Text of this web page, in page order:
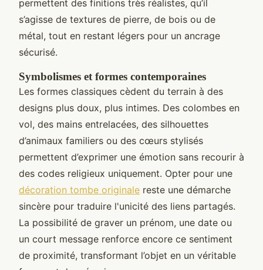
permettent des finitions très réalistes, qu’il
s’agisse de textures de pierre, de bois ou de
métal, tout en restant légers pour un ancrage
sécurisé.
Symbolismes et formes contemporaines
Les formes classiques cèdent du terrain à des
designs plus doux, plus intimes. Des colombes en
vol, des mains entrelacées, des silhouettes
d’animaux familiers ou des cœurs stylisés
permettent d’exprimer une émotion sans recourir à
des codes religieux uniquement. Opter pour une
décoration tombe originale reste une démarche
sincère pour traduire l'unicité des liens partagés.
La possibilité de graver un prénom, une date ou
un court message renforce encore ce sentiment
de proximité, transformant l’objet en un véritable